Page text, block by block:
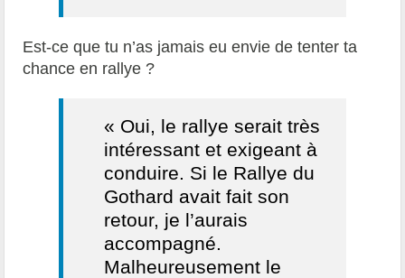
Est-ce que tu n’as jamais eu envie de tenter ta
chance en rallye ?
« Oui, le rallye serait très
intéressant et exigeant à
conduire. Si le Rallye du
Gothard avait fait son
retour, je l’aurais
accompagné.
Malheureusement le